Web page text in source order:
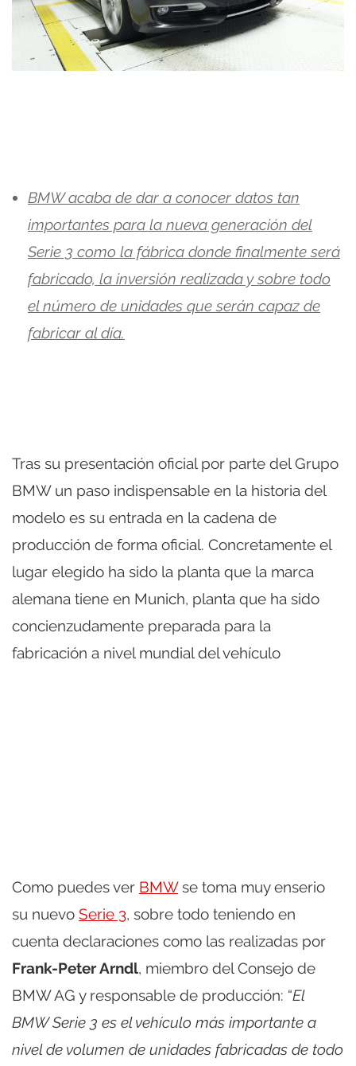
BMW acaba de dar a conocer datos tan
importantes para la nueva generación del
Serie 3 como la fábrica donde finalmente será
fabricado, la inversión realizada y sobre todo
el número de unidades que serán capaz de
fabricar al día.
Tras su presentación oficial por parte del Grupo
BMW un paso indispensable en la historia del
modelo es su entrada en la cadena de
producción de forma oficial. Concretamente el
lugar elegido ha sido la planta que la marca
alemana tiene en Munich, planta que ha sido
concienzudamente preparada para la
fabricación a nivel mundial del vehículo
Como puedes ver BMWse toma muy enserio
su nuevo Serie 3, sobre todo teniendo en
cuenta declaraciones como las realizadas por
Frank-Peter Arndl, miembro del Consejo de
BMW AG y responsable de producción: “El
BMW Serie 3 es el vehículo más importante a
nivel de volumen de unidades fabricadas de todo